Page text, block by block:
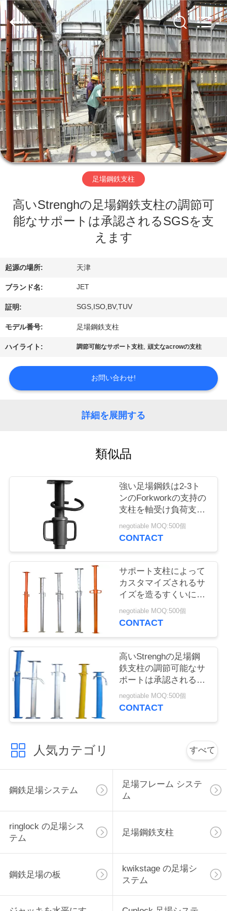
ホ
ー
ム
製
品
達
に
い
て
工
場
見
学
ン
ル
い
わ
せ
用
要
し
て
下
さ
-
2026
Guangzhou
Jet
Scaffold
Formwork
System
Co.,
Ltd..
All
Rights
Reserved.
足場鋼鉄支柱
高いStrenghの足場鋼鉄支柱の調節可
能なサポートは承認されるSGSを支
えます
起源の場所: 天津
ブランド名: JET
証明: SGS,ISO,BV,TUV
モデル番号: 足場鋼鉄支柱
ハイライト: 調節可能なサポート支柱,頑丈なacrowの支柱
お問い合わせ!
詳細を展開する
類似品
強い足場鋼鉄は2-3ト
ンのForkworkの支持の
支柱を軸受け負荷支え
ます
negotiable MOQ:500個
CONTACT
サポート支柱によって
カスタマイズされるサ
イズを造るすくいによ
って塗られる調節可能
な構造の支柱
negotiable MOQ:500個
CONTACT
高いStrenghの足場鋼
鉄支柱の調節可能なサ
ポートは承認される
SGSを支えます
negotiable MOQ:500個
CONTACT
人気カテゴリ すべて
鋼鉄足場システム
足場フレーム システ
ム
ringlock の足場シス
テム
足場鋼鉄支柱
鋼鉄足場の板
kwikstage の足場シ
ステム